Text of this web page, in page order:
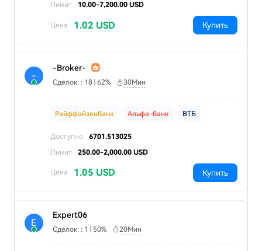
Лимит
10.00-7,200.00 USD
Цена 1.02 USD Купить
-
-Broker-
Сделок: : 18 | 62% 30Мин
Райффайзенбанк Альфа-банк ВТБ
Доступно
6701.513025
Лимит
250.00-2,000.00 USD
Цена 1.05 USD Купить
E
Expert06
Сделок: : 1 | 50% 20Мин